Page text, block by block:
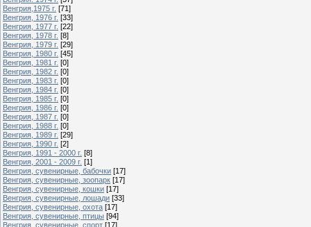
Венгрия,1975 г. [71]
Венгрия, 1976 г. [33]
Венгрия, 1977 г. [22]
Венгрия, 1978 г. [8]
Венгрия, 1979 г. [29]
Венгрия, 1980 г. [45]
Венгрия, 1981 г. [0]
Венгрия, 1982 г. [0]
Венгрия, 1983 г. [0]
Венгрия, 1984 г. [0]
Венгрия, 1985 г. [0]
Венгрия, 1986 г. [0]
Венгрия, 1987 г. [0]
Венгрия, 1988 г. [0]
Венгрия, 1989 г. [29]
Венгрия, 1990 г. [2]
Венгрия, 1991 - 2000 г. [8]
Венгрия, 2001 - 2009 г. [1]
Венгрия, сувенирные, бабочки [17]
Венгрия, сувенирные, зоопарк [17]
Венгрия, сувенирные, кошки [17]
Венгрия, сувенирные, лошади [33]
Венгрия, сувенирные, охота [17]
Венгрия, сувенирные, птицы [94]
Венгрия, сувенирные, спорт [17]